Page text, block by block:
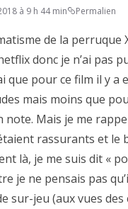
à 9 h 44 min Permalien
de la perruque
donc je n’ai pas
que pour ce film il y a
mais moins que
note. Mais je me
rassurants et le
là, je me suis dit «
je ne pensais pas
sur-jeu (aux vues des